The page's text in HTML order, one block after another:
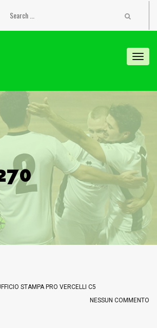
STAMPA PRO VERCELLI C5
NESSUN COMMENTO